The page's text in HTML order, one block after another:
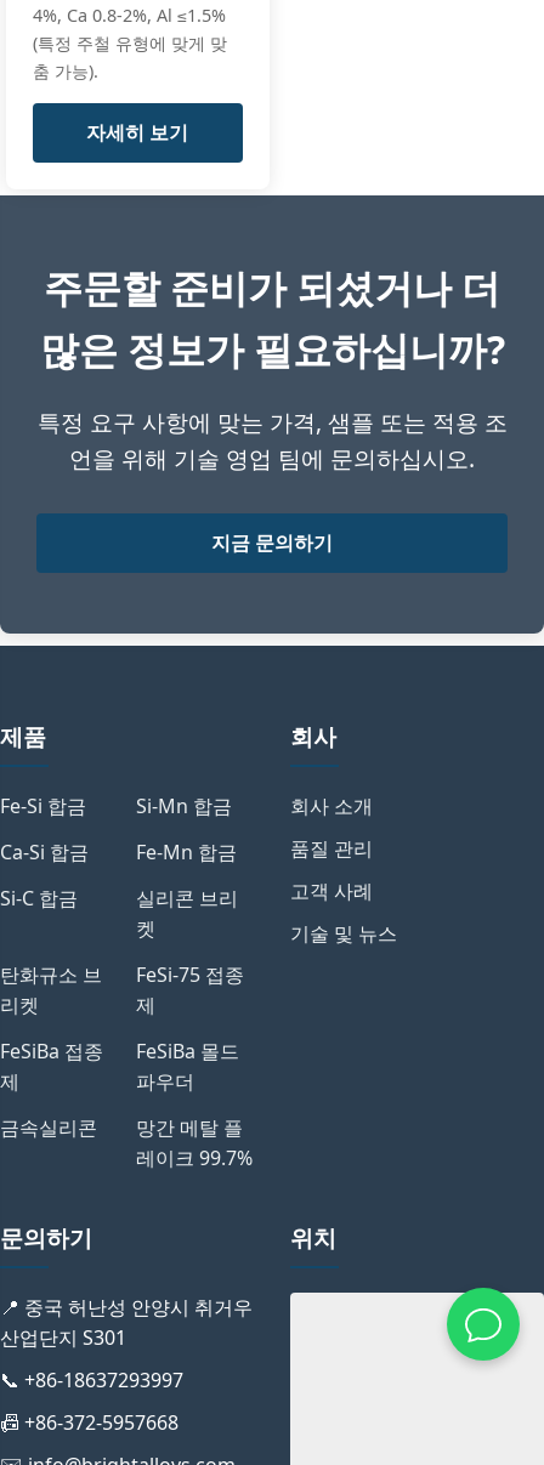
4%, Ca 0.8-2%, Al ≤1.5%
(특정 주철 유형에 맞게 맞
춤 가능).
자세히 보기
주문할 준비가 되셨거나 더
많은 정보가 필요하십니까?
특정 요구 사항에 맞는 가격, 샘플 또는 적용 조
언을 위해 기술 영업 팀에 문의하십시오.
지금 문의하기
제품
Fe-Si 합금
Si-Mn 합금
Ca-Si 합금
Fe-Mn 합금
Si-C 합금
실리콘 브리
켓
탄화규소 브
리켓
FeSi-75 접종
제
FeSiBa 접종
제
FeSiBa 몰드
파우더
금속실리콘
망간 메탈 플
레이크 99.7%
회사
회사 소개
품질 관리
고객 사례
기술 및 뉴스
문의하기
📍 중국 허난성 안양시 취거우
산업단지 S301
📞 +86-18637293997
📠 +86-372-5957668
위치